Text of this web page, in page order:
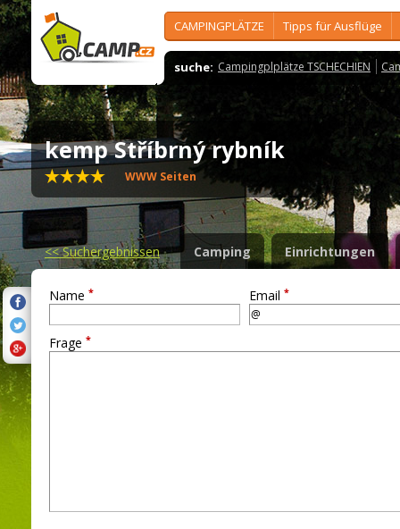
CAMPINGPLÄTZE Tipps für Ausflüge
suche: Campingplplätze TSCHECHIEN
kemp Stříbrný rybník
WWW Seiten
<<Suchergebnissen Camping Einrichtungen
Name * Email *
Frage *